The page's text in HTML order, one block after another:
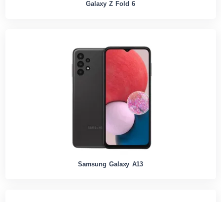
Galaxy Z Fold 6
Samsung Galaxy A13